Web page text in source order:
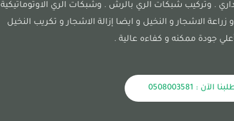
. وتركيب شبكات الري بالرش . وشبكات الري الاوتوماتيكية
الاشجار و النخيل و ايضا إزالة الاشجار و تكريب النخيل
جودة ممكنه و كفاءه عالية .
الآن : 0508003581